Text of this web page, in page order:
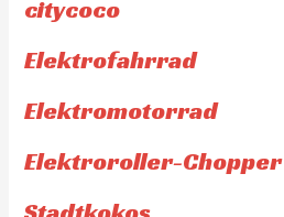
citycoco
Elektrofahrrad
Elektromotorrad
Elektroroller-Chopper